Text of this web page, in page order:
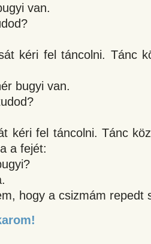
van.
kéri fel táncolni. Tánc
bugyi van.
kéri fel táncolni. Tánc
a fejét:
hogy a csizmám repedt